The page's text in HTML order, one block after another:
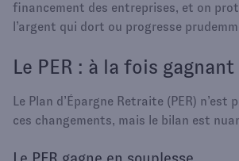
financement des entreprises, et on
l’argent qui dort ou progresse
Le PER : à la fois
Le Plan d’Épargne Retraite (PER) n’est
ces changements, mais le bilan est